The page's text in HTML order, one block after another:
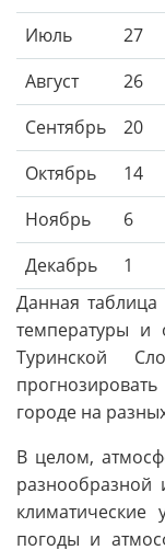
Июль
27
Август
26
Сентябрь
20
Октябрь
14
Ноябрь
6
Декабрь
1
Данная таблица
температуры и
Туринской
городе на
В целом,
разнообразной
погоды и